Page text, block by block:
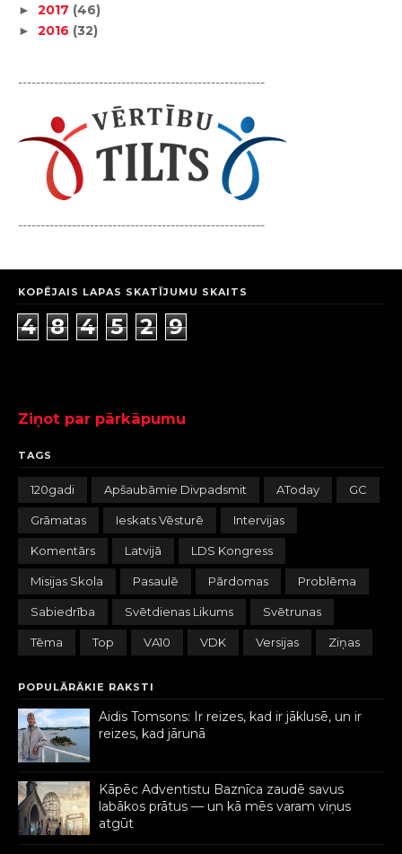
► 2017 (46)
► 2016 (32)
-------------------------------------------------------
-------------------------------------------------------
KOPĒJAIS LAPAS SKATĪJUMU SKAITS
4 8 4 5 2 9
Ziņot par pārkāpumu
TAGS
120gadi Apšaubāmie Divpadsmit AToday GC
Grāmatas Ieskats Vēsturē Intervijas
Komentārs Latvijā LDS Kongress
Misijas Skola Pasaulē Pārdomas Problēma
Sabiedrība Svētdienas Likums Svētrunas
Tēma Top VA10 VDK Versijas Ziņas
POPULĀRĀKIE RAKSTI
Aidis Tomsons: Ir reizes, kad ir jāklusē, un ir
reizes, kad jārunā
Kāpēc Adventistu Baznīca zaudē savus
labākos prātus — un kā mēs varam viņus
atgūt